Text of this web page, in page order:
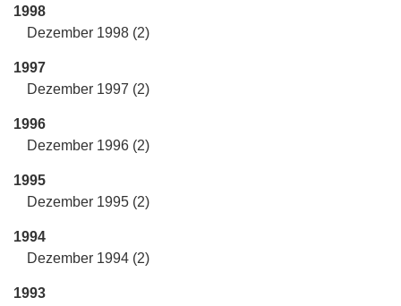
1998
Dezember 1998 (2)
1997
Dezember 1997 (2)
1996
Dezember 1996 (2)
1995
Dezember 1995 (2)
1994
Dezember 1994 (2)
1993